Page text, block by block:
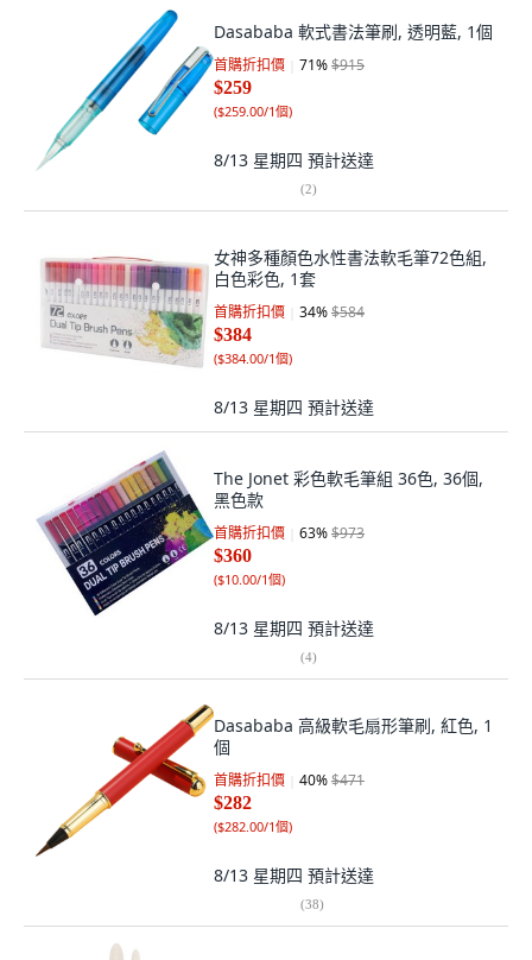
Dasababa 軟式書法筆刷, 透明藍, 1個
首購折扣價 71%$915
$259
($259.00/1個)
8/13 星期四 預計送達
(2)
女神多種顏色水性書法軟毛筆72色組,
白色彩色, 1套
首購折扣價 34%$584
$384
($384.00/1個)
8/13 星期四 預計送達
The Jonet 彩色軟毛筆組 36色, 36個,
黑色款
首購折扣價 63%$973
$360
($10.00/1個)
8/13 星期四 預計送達
(4)
Dasababa 高級軟毛扇形筆刷, 紅色, 1
個
首購折扣價 40%$471
$282
($282.00/1個)
8/13 星期四 預計送達
(38)